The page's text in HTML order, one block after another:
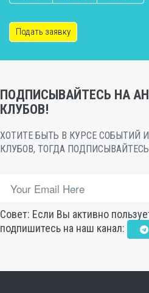
Подать заявку
ПОДПИСЫВАЙТЕСЬ НА
КЛУБОВ!
ХОТИТЕ БЫТЬ В КУРСЕ СОБЫТИЙ
КЛУБОВ, ТОГДА
Совет: Если Вы активно
подпишитесь на наш канал: